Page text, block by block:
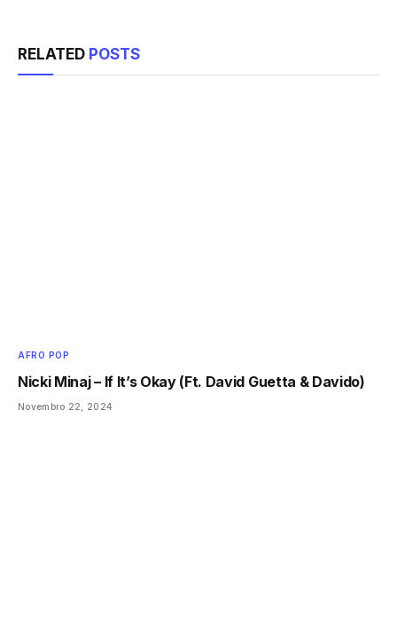
RELATED POSTS
AFRO POP
Nicki Minaj – If It’s Okay (Ft. David Guetta & Davido)
Novembro 22, 2024